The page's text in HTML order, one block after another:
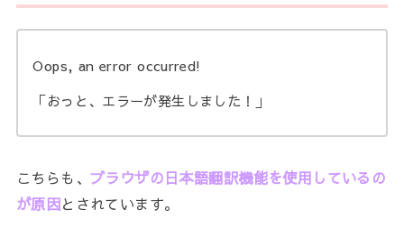
Oops, an error occurred!
「おっと、エラーが発生しました！」
こちらも、 ブラウザの日本語翻訳機能を使用しているの
が原因とされています。